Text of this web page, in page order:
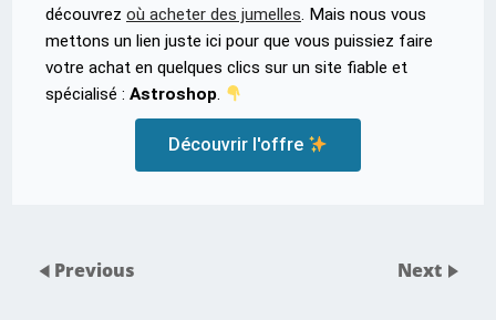
découvrez où acheter des jumelles. Mais nous vous
mettons un lien juste ici pour que vous puissiez faire
votre achat en quelques clics sur un site fiable et
spécialisé : Astroshop.
Découvrir l'offre
Previous Next